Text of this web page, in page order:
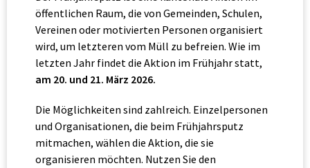
öffentlichen Raum, die von Gemeinden, Schulen,
Vereinen oder motivierten Personen organisiert
wird, um letzteren vom Müll zu befreien. Wie im
letzten Jahr findet die Aktion im Frühjahr statt,
am 20. und 21. März 2026.
Die Möglichkeiten sind zahlreich. Einzelpersonen
und Organisationen, die beim Frühjahrsputz
mitmachen, wählen die Aktion, die sie
organisieren möchten. Nutzen Sie den